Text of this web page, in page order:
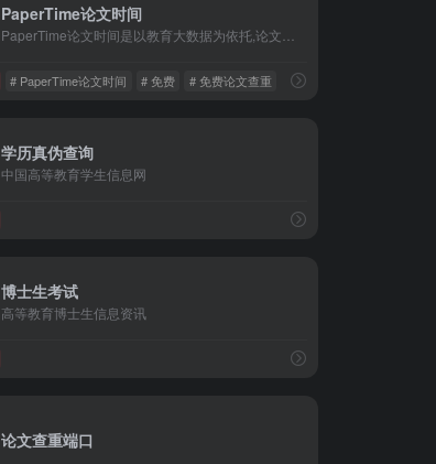
PaperTime论文时间
# PaperTime论文时间 # 免费 # 免费论文查重
学历真伪查询
中国高等教育学生信息网
博士生考试
高等教育博士生信息资讯
论文查重端口